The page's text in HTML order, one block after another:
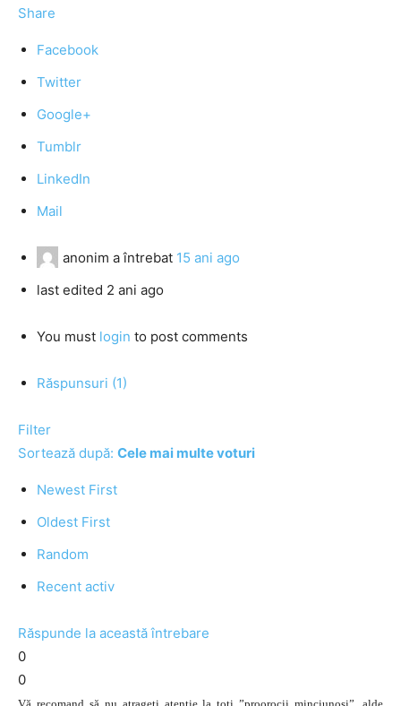
Share
Facebook
Twitter
Google+
Tumblr
LinkedIn
Mail
anonim a întrebat 15 ani ago
last edited 2 ani ago
You must login to post comments
Răspunsuri (1)
Filter
Sortează după: Cele mai multe voturi
Newest First
Oldest First
Random
Recent activ
Răspunde la această întrebare
0
0